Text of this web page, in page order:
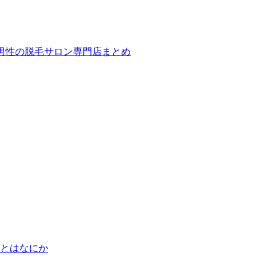
性の脱毛サロン専門店まとめ
はなにか